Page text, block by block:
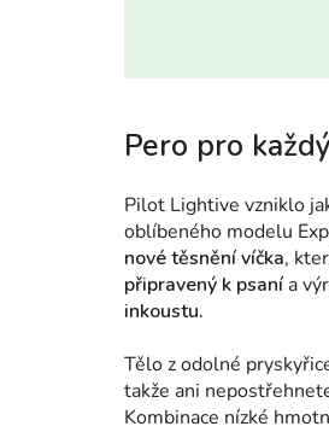
Pero pro
Pilot Lightive vzniklo
oblíbeného modelu
nové těsnění víčka,
připravený k psanía
inkoustu.
Tělo z odolné
takže ani
Kombinace nízké